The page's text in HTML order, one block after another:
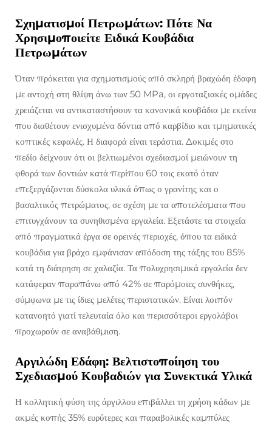
Σχηματισμοί Πετρωμάτων: Πότε Να
Χρησιμοποιείτε Ειδικά Κουβάδια
Πετρωμάτων
Όταν πρόκειται για σχηματισμούς από σκληρή βραχώδη έδαφη
με αντοχή στη θλίψη άνω των 50 MPa, οι εργοταξιακές ομάδες
χρειάζεται να αντικαταστήσουν τα κανονικά κουβάδια με εκείνα
που διαθέτουν ενισχυμένα δόντια από καρβίδιο και τμηματικές
κοπτικές κεφαλές. Η διαφορά είναι τεράστια. Δοκιμές στο
πεδίο δείχνουν ότι οι βελτιωμένοι σχεδιασμοί μειώνουν τη
φθορά των δοντιών κατά περίπου 60 τοις εκατό όταν
επεξεργάζονται δύσκολα υλικά όπως ο γρανίτης και ο
βασαλτικός πετρώματος, σε σχέση με τα αποτελέσματα που
επιτυγχάνουν τα συνηθισμένα εργαλεία. Εξετάστε τα στοιχεία
από πραγματικά έργα σε ορεινές περιοχές, όπου τα ειδικά
κουβάδια για βράχο εμφάνισαν απόδοση της τάξης του 85%
κατά τη διάτρηση σε χαλαζία. Τα πολυχρησιμικά εργαλεία δεν
κατάφεραν παραπάνω από 42% σε παρόμοιες συνθήκες,
σύμφωνα με τις ίδιες μελέτες περιστατικών. Είναι λοιπόν
κατανοητό γιατί τελευταία όλο και περισσότεροι εργολάβοι
προχωρούν σε αναβάθμιση.
Αργιλώδη Εδάφη: Βελτιστοποίηση του
Σχεδιασμού Κουβαδιών για Συνεκτικά Υλικά
Η κολλητική φύση της άργιλλου επιβάλλει τη χρήση κάδων με
ακμές κοπής 35% ευρύτερες και παραβολικές καμπύλες